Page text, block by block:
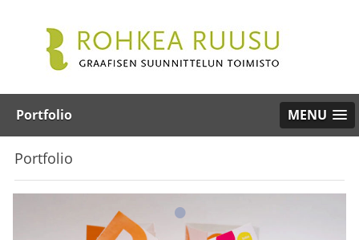
Portfolio MENU
Portfolio
•